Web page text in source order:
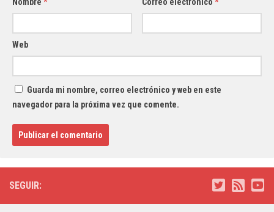
Web
Guarda mi nombre, correo electrónico y web en este
navegador para la próxima vez que comente.
SEGUIR: